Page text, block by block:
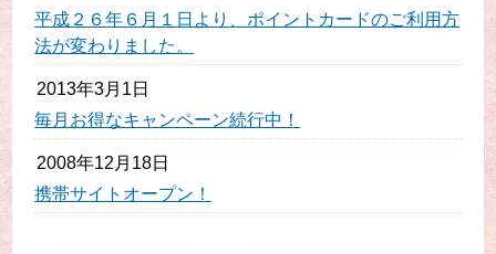
平成２６年６月１日より、ポイントカードのご利用方
法が変わりました。
2013年3月1日
毎月お得なキャンペーン続行中！
2008年12月18日
携帯サイトオープン！